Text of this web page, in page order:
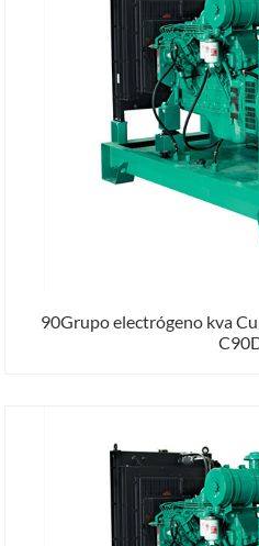
90Grupo electrógeno kva